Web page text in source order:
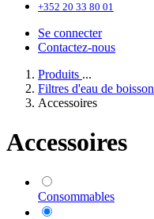
+352 20 33 80 01
Se connecter
Contactez-nous
Produits ...
Filtres d'eau de boisson
Accessoires
Accessoires
Consommables